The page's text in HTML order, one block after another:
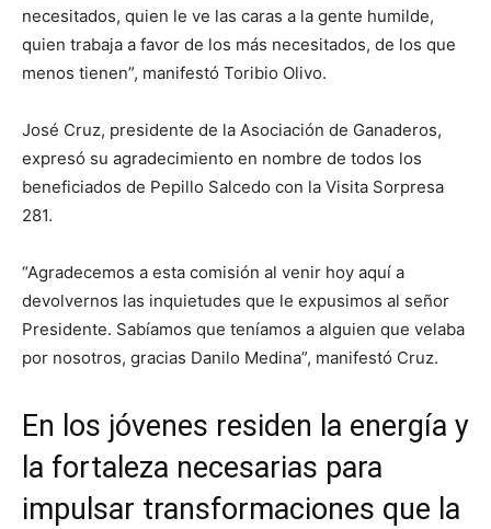
necesitados, quien le ve las caras a la gente humilde,
quien trabaja a favor de los más necesitados, de los que
menos tienen”, manifestó Toribio Olivo.
José Cruz, presidente de la Asociación de Ganaderos,
expresó su agradecimiento en nombre de todos los
beneficiados de Pepillo Salcedo con la Visita Sorpresa
281.
“Agradecemos a esta comisión al venir hoy aquí a
devolvernos las inquietudes que le expusimos al señor
Presidente. Sabíamos que teníamos a alguien que velaba
por nosotros, gracias Danilo Medina”, manifestó Cruz.
En los jóvenes residen la energía y
la fortaleza necesarias para
impulsar transformaciones que la